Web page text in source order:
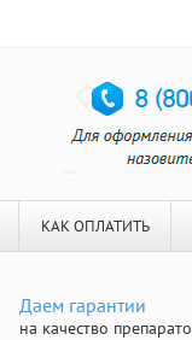
КАК ОПЛАТИТЬ
Даем гарантии
на качество